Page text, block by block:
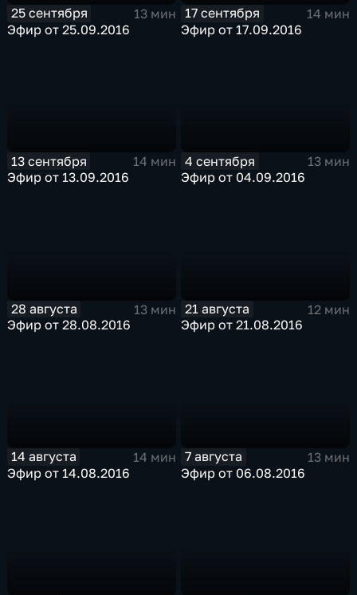
25 сентября
13 мин
Эфир от 25.09.2016
17 сентября
14 мин
Эфир от 17.09.2016
13 сентября
14 мин
Эфир от 13.09.2016
4 сентября
13 мин
Эфир от 04.09.2016
28 августа
13 мин
Эфир от 28.08.2016
21 августа
12 мин
Эфир от 21.08.2016
14 августа
14 мин
Эфир от 14.08.2016
7 августа
13 мин
Эфир от 06.08.2016